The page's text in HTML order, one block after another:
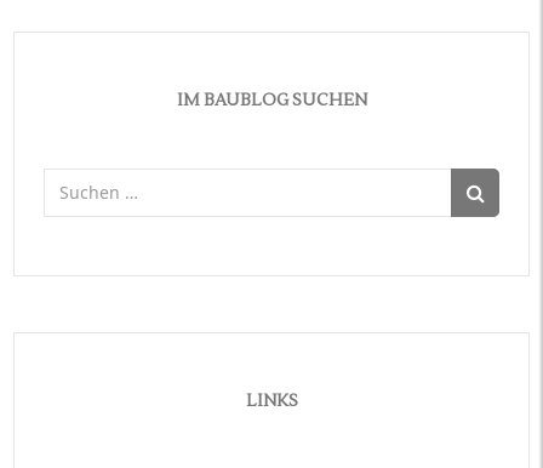
IM BAUBLOG SUCHEN
Suchen
nach:
LINKS